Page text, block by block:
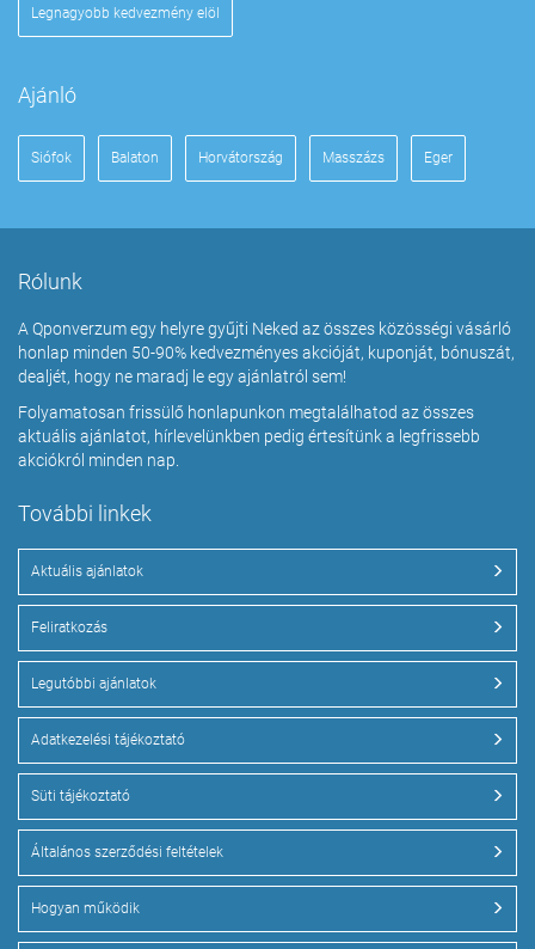
Legnagyobb kedvezmény elöl
Ajánló
Siófok Balaton Horvátország Masszázs Eger
Rólunk
A Qponverzum egy helyre gyűjti Neked az összes közösségi vásárló
honlap minden 50-90% kedvezményes akcióját, kuponját, bónuszát,
dealjét, hogy ne maradj le egy ajánlatról sem!
Folyamatosan frissülő honlapunkon megtalálhatod az összes
aktuális ajánlatot, hírlevelünkben pedig értesítünk a legfrissebb
akciókról minden nap.
További linkek
Aktuális ajánlatok
Feliratkozás
Legutóbbi ajánlatok
Adatkezelési tájékoztató
Süti tájékoztató
Általános szerződési feltételek
Hogyan működik